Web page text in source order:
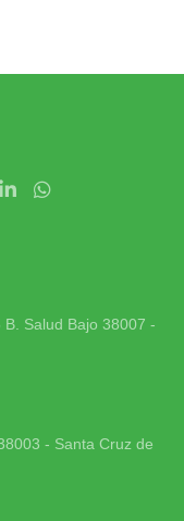
Salud Bajo 38007 -
- Santa Cruz de